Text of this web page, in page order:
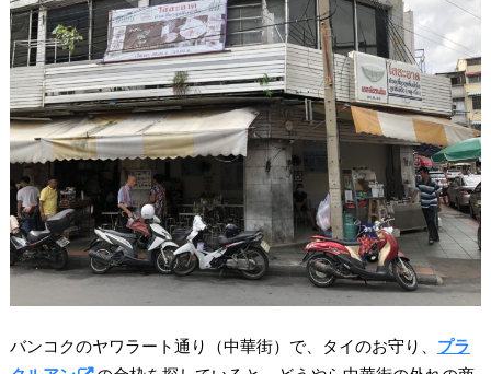
バンコクのヤワラート通り（中華街）で、タイのお守り、 プラ